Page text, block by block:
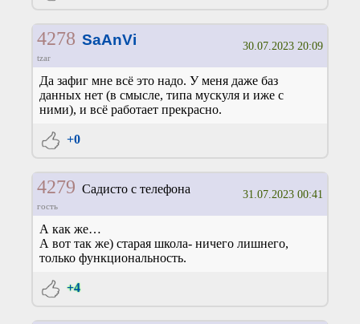
4278 SaAnVi
tzar
30.07.2023 20:09
Да зафиг мне всё это надо. У меня даже баз
данных нет (в смысле, типа мускуля и иже с
ними), и всё работает прекрасно.
+0
4279 Садисто с телефона
гость
31.07.2023 00:41
А как же…
А вот так же) старая школа- ничего лишнего,
только функциональность.
+4